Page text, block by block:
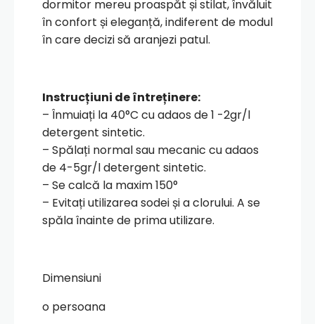
dormitor mereu proaspăt și stilat, învăluit
în confort și eleganță, indiferent de modul
în care decizi să aranjezi patul.
Instrucțiuni de întreținere:
– Înmuiați la 40°C cu adaos de 1 -2gr/l
detergent sintetic.
– Spălați normal sau mecanic cu adaos
de 4-5gr/l detergent sintetic.
– Se calcă la maxim 150°
– Evitați utilizarea sodei și a clorului. A se
spăla înainte de prima utilizare.
Dimensiuni
o persoana